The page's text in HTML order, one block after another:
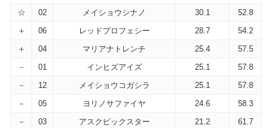
☆
02 メイショウシナノ 30.1
52.8
＋
06 レッドプロフェシー 28.7
54.2
＋
04 マリアナトレンチ 25.4
57.5
－
01 インヒズアイズ 25.1
57.8
－
12 メイショウコガシラ 25.1
57.8
－
05 ヨリノサファイヤ 24.6
58.3
－
03 アスクビックスター 21.2
61.7